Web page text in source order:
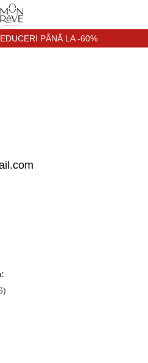
PÂNĂ LA -60%